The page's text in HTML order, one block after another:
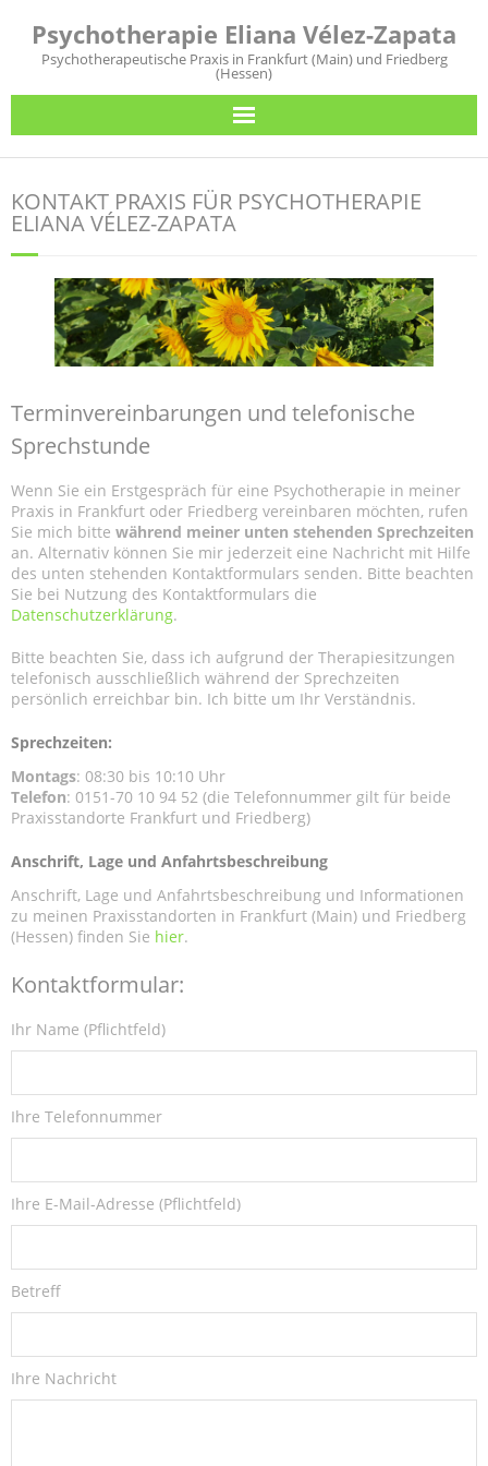
Psychotherapie Eliana Vélez-Zapata
Psychotherapeutische Praxis in Frankfurt (Main) und Friedberg
(Hessen)
Meine Praxis für Sie
Verhaltenstherapie
Kontakt/Termine/Sprechzeiten
Deutsch
KONTAKT PRAXIS FÜR PSYCHOTHERAPIE
ELIANA VÉLEZ-ZAPATA
Terminvereinbarungen und telefonische
Sprechstunde
Wenn Sie ein Erstgespräch für eine Psychotherapie in meiner
Praxis in Frankfurt oder Friedberg vereinbaren möchten, rufen
Sie mich bitte während meiner unten stehenden Sprechzeiten
an. Alternativ können Sie mir jederzeit eine Nachricht mit Hilfe
des unten stehenden Kontaktformulars senden. Bitte beachten
Sie bei Nutzung des Kontaktformulars die
Datenschutzerklärung.
Bitte beachten Sie, dass ich aufgrund der Therapiesitzungen
telefonisch ausschließlich während der Sprechzeiten
persönlich erreichbar bin. Ich bitte um Ihr Verständnis.
Sprechzeiten:
Montags: 08:30 bis 10:10 Uhr
Telefon: 0151-70 10 94 52 (die Telefonnummer gilt für beide
Praxisstandorte Frankfurt und Friedberg)
Anschrift, Lage und Anfahrtsbeschreibung
Anschrift, Lage und Anfahrtsbeschreibung und Informationen
zu meinen Praxisstandorten in Frankfurt (Main) und Friedberg
(Hessen) finden Sie hier.
Kontaktformular:
Ihr Name (Pflichtfeld)
Ihre Telefonnummer
Ihre E-Mail-Adresse (Pflichtfeld)
Betreff
Ihre Nachricht